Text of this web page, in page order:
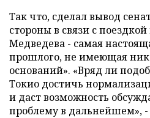
Так что, сделал вывод
стороны в связи с
Медведева - самая
прошлого, не имеющая
оснований». «Вряд ли
Токио достичь
и даст возможность
проблему в дальнейшем»,